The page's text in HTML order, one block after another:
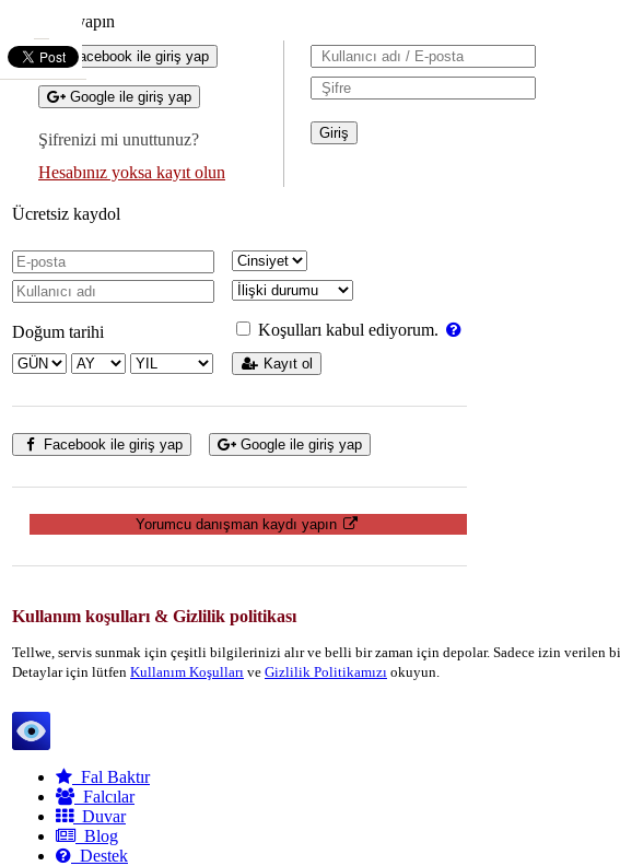
Giriş yapın
Facebook ile giriş yap
Google ile giriş yap
Şifrenizi mi unuttunuz?
Hesabınız yoksa kayıt olun
Ücretsiz kaydol
Doğum tarihi Koşulları kabul ediyorum.
Kayıt ol
Facebook ile giriş yap Google ile giriş yap
Yorumcu danışman kaydı yapın
Kullanım koşulları & Gizlilik politikası
Tellwe, servis sunmak için çeşitli bilgilerinizi alır ve belli bir zaman için depolar. Sadece izin verilen
Detaylar için lütfen Kullanım Koşulları ve Gizlilik Politikamızı okuyun.
Fal Baktır
Falcılar
Duvar
Blog
Destek